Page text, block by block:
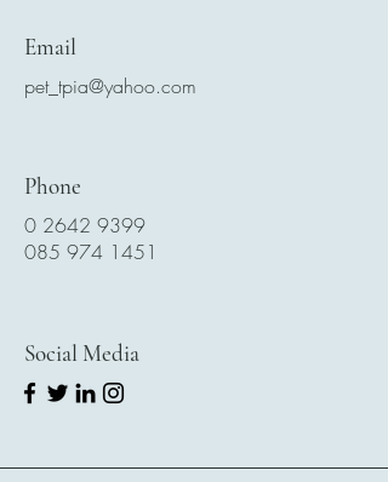
Email
pet_tpia@yahoo.com
Phone
0 2642 9399
085 974 1451
Social Media